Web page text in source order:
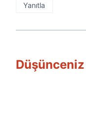
Yanıtla
Düşünceniz